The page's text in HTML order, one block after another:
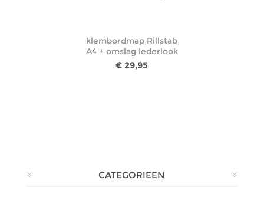
klembordmap Rillstab
A4 + omslag lederlook
€ 29,95
CATEGORIEEN